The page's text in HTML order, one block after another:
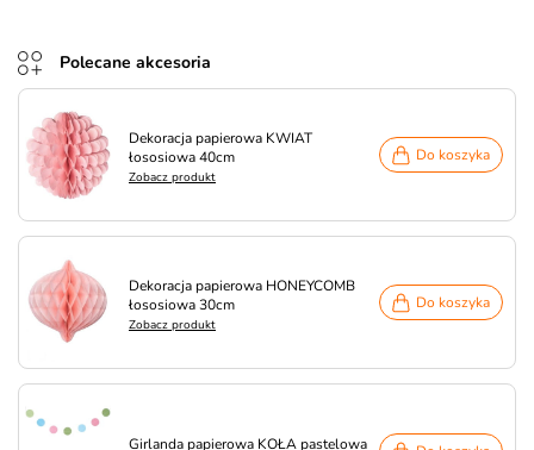
Polecane akcesoria
Dekoracja papierowa KWIAT
łososiowa 40cm
Zobacz produkt
Do koszyka
Dekoracja papierowa HONEYCOMB
łososiowa 30cm
Zobacz produkt
Do koszyka
Girlanda papierowa KOŁA pastelowa